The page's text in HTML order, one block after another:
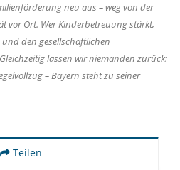
neu aus – weg von der
vor Ort. Wer Kinderbetreuung stärkt,
den gesellschaftlichen
lassen wir niemanden zurück:
– Bayern steht zu seiner
Teilen